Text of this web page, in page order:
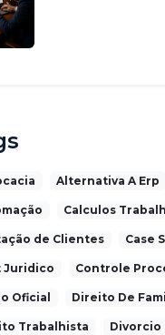
Alternativa A Erp
Calculos
de Clientes Case
Juridico Controle
Oficial Direito De
Trabalhista Divorcio